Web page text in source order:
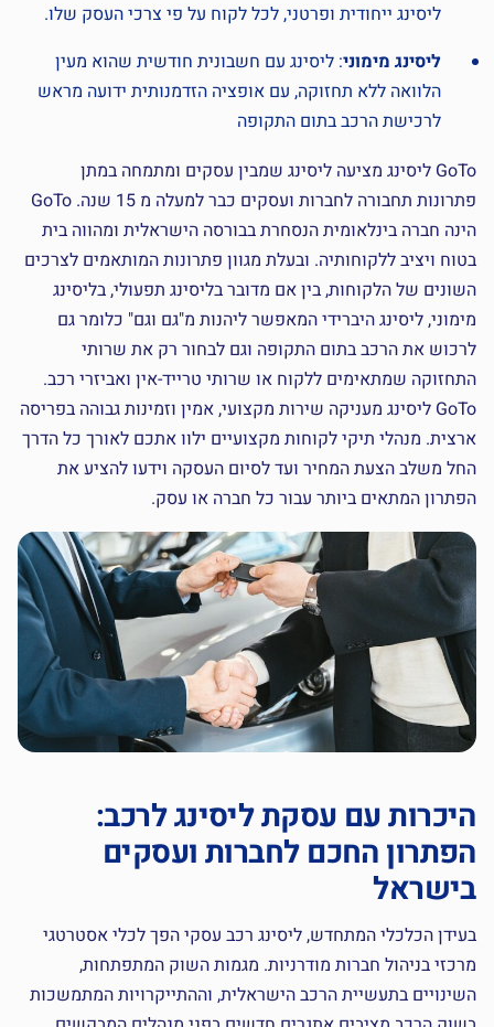
ליסינג ייחודית ופרטני, לכל לקוח על פי צרכי העסק שלו.
ליסינג מימוני: ליסינג עם חשבונית חודשית שהוא מעין
הלוואה ללא תחזוקה, עם אופציה הזדמנותית ידועה מראש
לרכישת הרכב בתום התקופה
GoTo ליסינג מציעה ליסינג שמבין עסקים ומתמחה במתן
פתרונות תחבורה לחברות ועסקים כבר למעלה מ 15 שנה. GoTo
הינה חברה בינלאומית הנסחרת בבורסה הישראלית ומהווה בית
בטוח ויציב ללקוחותיה. ובעלת מגוון פתרונות המותאמים לצרכים
השונים של הלקוחות, בין אם מדובר בליסינג תפעולי, בליסינג
מימוני, ליסינג היברידי המאפשר ליהנות מ"גם וגם" כלומר גם
לרכוש את הרכב בתום התקופה וגם לבחור רק את שרותי
התחזוקה שמתאימים ללקוח או שרותי טרייד-אין ואביזרי רכב.
GoTo ליסינג מעניקה שירות מקצועי, אמין וזמינות גבוהה בפריסה
ארצית. מנהלי תיקי לקוחות מקצועיים ילוו אתכם לאורך כל הדרך
החל משלב הצעת המחיר ועד לסיום העסקה וידעו להציע את
הפתרון המתאים ביותר עבור כל חברה או עסק.
היכרות עם עסקת ליסינג לרכב:
הפתרון החכם לחברות ועסקים
בישראל
בעידן הכלכלי המתחדש, ליסינג רכב עסקי הפך לכלי אסטרטגי
מרכזי בניהול חברות מודרניות. מגמות השוק המתפתחות,
השינויים בתעשיית הרכב הישראלית, וההתייקרויות המתמשכות